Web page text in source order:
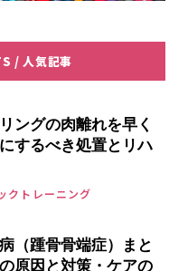
/ 人気記事
ングの肉離れを早く
するべき処置とリハ
クトレーニング
（踵骨骨端症）まと
原因と対策・ケアの